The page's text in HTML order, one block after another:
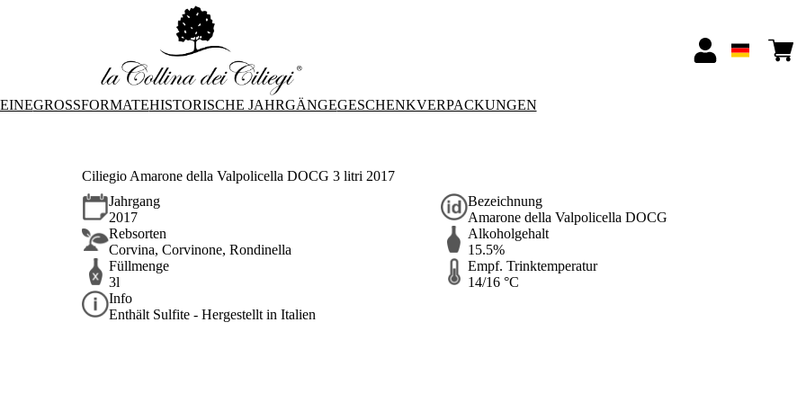
GROSSFORMATE HISTORISCHE JAHRGÄNGEGESCHENKVERPACKUNGEN
Ciliegio Amarone della Valpolicella DOCG 3 litri 2017
Jahrgang
2017
Bezeichnung
Amarone della Valpolicella DOCG
Rebsorten
Corvina, Corvinone, Rondinella
Alkoholgehalt
15.5%
Füllmenge
3l
Empf. Trinktemperatur
14/16 °C
Info
Enthält Sulfite - Hergestellt in Italien